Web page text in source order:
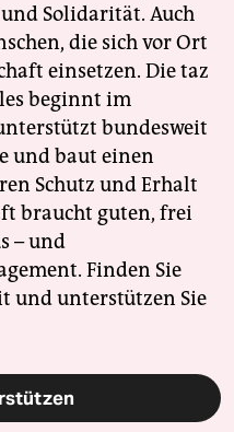
Solidarität. Auch
die sich vor Ort
einsetzen. Die taz
beginnt im
bundesweit
und baut einen
Schutz und Erhalt
braucht guten, frei
– und
Finden Sie
und unterstützen Sie